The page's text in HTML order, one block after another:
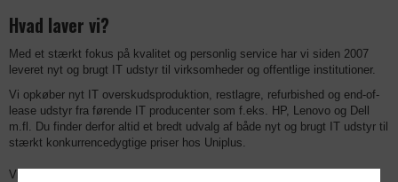
Hvad laver vi?
Med et stærkt fokus på kvalitet og personlig service har vi siden 2007
leveret nyt og brugt IT udstyr til virksomheder og offentlige institutioner.
Vi opkøber nyt IT overskudsproduktion, restlagre, refurbished og end-of-
lease udstyr fra førende IT producenter som f.eks. HP, Lenovo og Dell
m.fl. Du finder derfor altid et bredt udvalg af både nyt og brugt IT udstyr til
stærkt konkurrencedygtige priser hos Uniplus.
Vi tester, klargører og kundetilpasser vores produkter efter kundens